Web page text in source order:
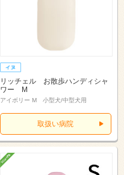
リッチェル お散歩ハンディシャ
ワー M
アイボリー M 小型犬/中型犬用
取扱い病院